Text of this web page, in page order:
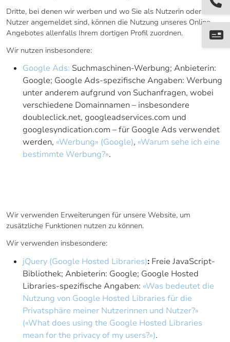
Dritte, bei denen wir werben und wo Sie als Nutzerin oder
Nutzer angemeldet sind, können die Nutzung unseres Online-
Angebotes allenfalls Ihrem dortigen Profil zuordnen.
Wir nutzen insbesondere:
Google Ads: Suchmaschinen-Werbung; Anbieterin:
Google; Google Ads-spezifische Angaben: Werbung
unter anderem aufgrund von Suchanfragen, wobei
verschiedene Domainnamen – insbesondere
doubleclick.net, googleadservices.com und
googlesyndication.com – für Google Ads verwendet
werden, «Werbung» (Google), «Warum sehe ich eine
bestimmte Werbung?».
Wir verwenden Erweiterungen für unsere Website, um
zusätzliche Funktionen nutzen zu können.
Wir verwenden insbesondere:
jQuery (Google Hosted Libraries): Freie JavaScript-
Bibliothek; Anbieterin: Google; Google Hosted
Libraries-spezifische Angaben: «Was bedeutet die
Nutzung von Google Hosted Libraries für die
Privatsphäre meiner Nutzerinnen und Nutzer?»
(«What does using the Google Hosted Libraries
mean for the privacy of my users?»).